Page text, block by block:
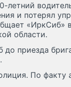
летний
и потерял
«ИркСиб»
области.
до приезда
По факту